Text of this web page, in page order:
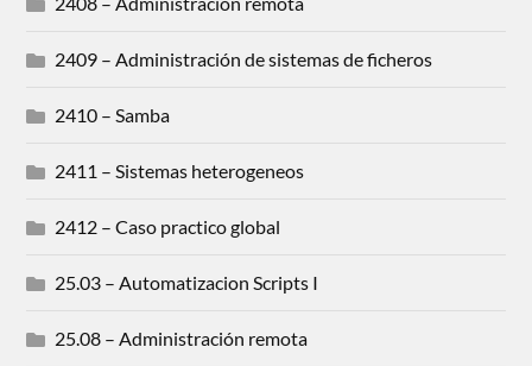
2409 – Administración de sistemas de ficheros
2410 – Samba
2411 – Sistemas heterogeneos
2412 – Caso practico global
25.03 – Automatizacion Scripts I
25.08 – Administración remota